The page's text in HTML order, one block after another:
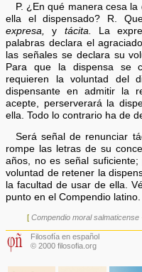
P. ¿En qué manera cesa
ella el dispensado? R.
expresa,
y tácita.
La
palabras declara el
las señales se declara su
Para que la dispensa se
requieren la voluntad del
dispensante en admitir la
acepte, perserverará la
ella. Todo lo contrario ha de
Será señal de renunciar
rompe las letras de su
años, no es señal
voluntad de retener la
la facultad de usar de ella.
punto en el Compendio latino.
[ Compendio moral salmaticense
Filosofía en español
© 2000 filosofia.org